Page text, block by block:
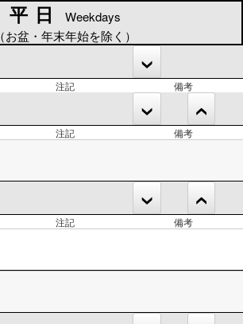
平日
Weekdays
（お盆・年末年始を除く）
注記 備考
注記 備考
注記 備考